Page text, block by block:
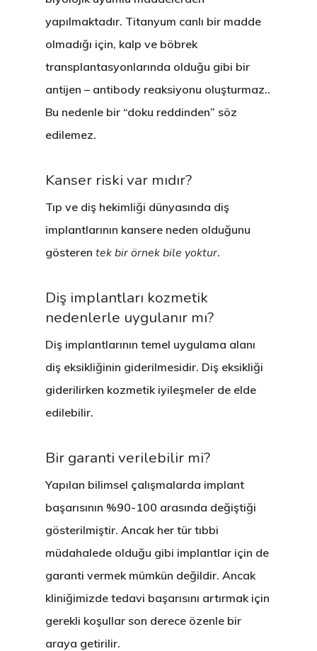
yapılmaktadır. Titanyum canlı bir madde
olmadığı için, kalp ve böbrek
transplantasyonlarında olduğu gibi bir
antijen – antibody reaksiyonu oluşturmaz..
Bu nedenle bir “doku reddinden” söz
edilemez.
Kanser riski var mıdır?
Tıp ve diş hekimliği dünyasında diş
implantlarının kansere neden olduğunu
gösteren tek bir örnek bile yoktur.
Diş implantları kozmetik
nedenlerle uygulanır mı?
Diş implantlarının temel uygulama alanı
diş eksikliğinin giderilmesidir. Diş eksikliği
giderilirken kozmetik iyileşmeler de elde
edilebilir.
Bir garanti verilebilir mi?
Yapılan bilimsel çalışmalarda implant
başarısının %90-100 arasında değiştiği
gösterilmiştir. Ancak her tür tıbbi
müdahalede olduğu gibi implantlar için de
garanti vermek mümkün değildir. Ancak
kliniğimizde tedavi başarısını artırmak için
gerekli koşullar son derece özenle bir
araya getirilir.
Sağlık Turizmi
İdari Kadro
Kurumsal Kimlik
Öneri & Şikayet
Blog
Tedavilerimiz
CERRAHİ
İmplant Tedavisi
All On Four İmplant
Kist Operasyonları
ESTETİK
Diş Beyazlatma
Zirkonyum Kaplama
BRANŞLAR
Diş Eti Tedavisi
(Periodontoloji)
Kliniklerimiz
Hekimlerimiz
Sağlık Turizmi
WHATSAPP